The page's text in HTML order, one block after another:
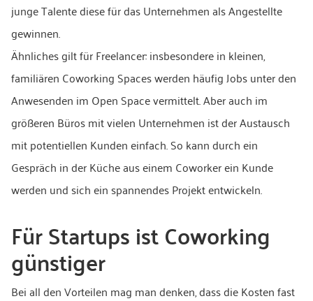
junge Talente diese für das Unternehmen als Angestellte
gewinnen.
Ähnliches gilt für Freelancer: insbesondere in kleinen,
familiären Coworking Spaces werden häufig Jobs unter den
Anwesenden im Open Space vermittelt. Aber auch im
größeren Büros mit vielen Unternehmen ist der Austausch
mit potentiellen Kunden einfach. So kann durch ein
Gespräch in der Küche aus einem Coworker ein Kunde
werden und sich ein spannendes Projekt entwickeln.
Für Startups ist Coworking
günstiger
Bei all den Vorteilen mag man denken, dass die Kosten fast